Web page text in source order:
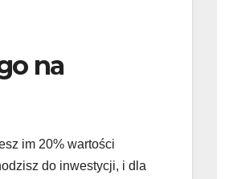
na
im 20% wartości
do inwestycji, i dla